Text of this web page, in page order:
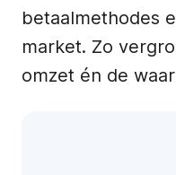
betaalmethodes
market. Zo
omzet én de